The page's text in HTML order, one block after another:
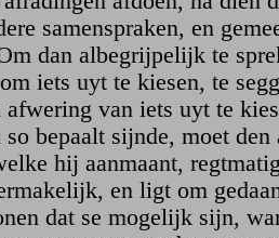
samenspraken, en
dan albegrijpelijk te
iets uyt te kiesen, te
afwering van iets uyt te
so bepaalt sijnde, moet
hij aanmaant,
en ligt om
dat se mogelijk sijn,